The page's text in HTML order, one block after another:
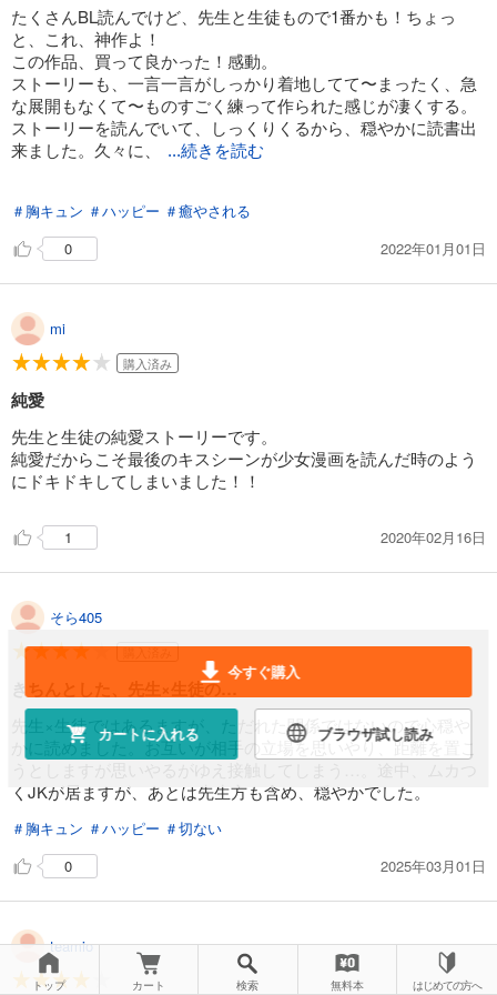
たくさんBL読んでけど、先生と生徒もので1番かも！ちょっ
と、これ、神作よ！
この作品、買って良かった！感動。
ストーリーも、一言一言がしっかり着地してて〜まったく、急
な展開もなくて〜ものすごく練って作られた感じが凄くする。
ストーリーを読んでいて、しっくりくるから、穏やかに読書出
来ました。久々に、
...続きを読む
す。
そして、続編でないの？期待して待ってていーい？強く、続編
希望します！
＃胸キュン ＃ハッピー ＃癒やされる
0
2022年01月01日
mi
購入済み
純愛
先生と生徒の純愛ストーリーです。
純愛だからこそ最後のキスシーンが少女漫画を読んだ時のよう
にドキドキしてしまいました！！
1 2020年02月16日
そら405
購入済み
きちんとした、先生×生徒の…
先生×生徒ではあるますが、ただれた関係ではないので心穏や
かに読めました。お互いが相手の立場を思いやり、距離を置こ
くJKが居ますが、あとは先生方も含め、穏やかでした。
＃胸キュン ＃ハッピー ＃切ない
0
2025年03月01日
teamio
今すぐ購入
カートに入れる ブラウザ試し読み
トップ カート 検索 無料本 はじめての方へ